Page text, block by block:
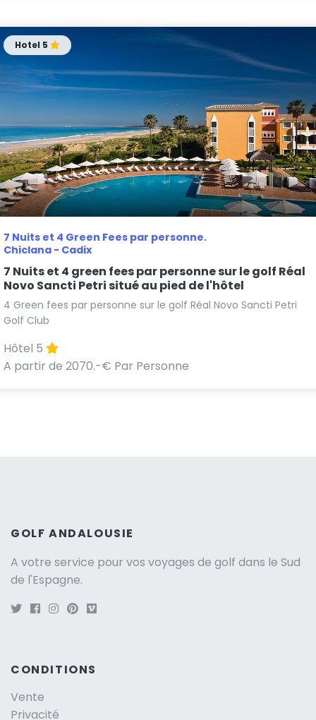
7 Nuits et 4 Green Fees par personne.
Chiclana - Cadix
Hotel 5
7 Nuits et 4 green fees par personne sur le golf Réal
Novo Sancti Petri situé au pied de l'hôtel
4 Green fees par personne sur le golf Réal Novo Sancti Petri
Golf Club
Hôtel 5
A partir de 2070.-€ Par Personne
GOLF ANDALOUSIE
A votre service pour vos voyages de golf dans le Sud
de l'Espagne.
CONDITIONS
Vente
Privacité